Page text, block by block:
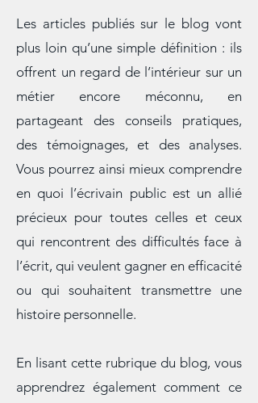
Les articles publiés sur le blog vont
plus loin qu’une simple définition : ils
offrent un regard de l’intérieur sur un
métier encore méconnu, en
partageant des conseils pratiques,
des témoignages, et des analyses.
Vous pourrez ainsi mieux comprendre
en quoi l’écrivain public est un allié
précieux pour toutes celles et ceux
qui rencontrent des difficultés face à
l’écrit, qui veulent gagner en efficacité
ou qui souhaitent transmettre une
En lisant cette rubrique du blog, vous